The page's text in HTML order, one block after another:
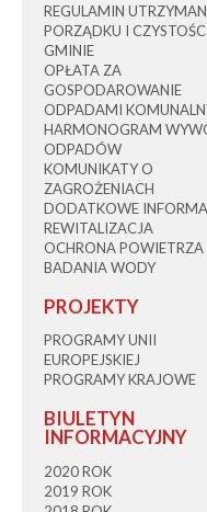
REGULAMIN
PORZĄDKU I
GMINIE
OPŁATA ZA
GOSPODAROWANIE
ODPADAMI
HARMONOGRAM
ODPADÓW
KOMUNIKATY O
ZAGROŻENIACH
DODATKOWE
REWITALIZACJA
OCHRONA POWIETRZA
BADANIA WODY
PROJEKTY
PROGRAMY UNII
EUROPEJSKIEJ
PROGRAMY KRAJOWE
BIULETYN
INFORMACYJNY
2020 ROK
2019 ROK